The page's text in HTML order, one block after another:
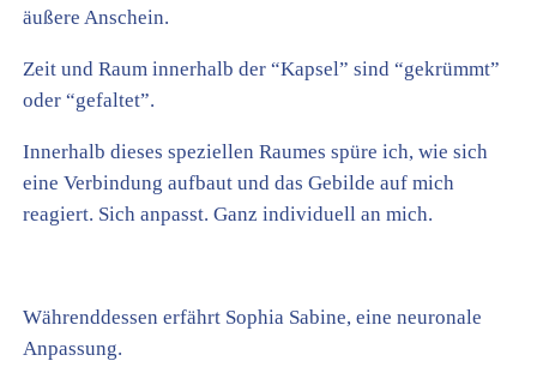
äußere Anschein.
Zeit und Raum innerhalb der “Kapsel” sind “gekrümmt”
oder “gefaltet”.
Innerhalb dieses speziellen Raumes spüre ich, wie sich
eine Verbindung aufbaut und das Gebilde auf mich
reagiert. Sich anpasst. Ganz individuell an mich.
Währenddessen erfährt Sophia Sabine, eine neuronale
Anpassung.